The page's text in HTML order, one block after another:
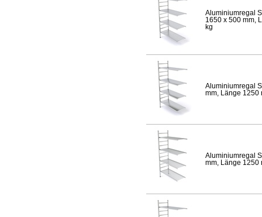
Aluminiumregal
1650 x 500 mm,
kg
Aluminiumregal
mm, Länge 1250
Aluminiumregal
mm, Länge 1250